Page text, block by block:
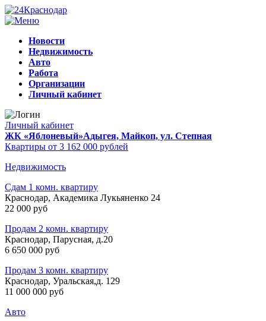
Новости
Недвижимость
Авто
Работа
Организации
Личный кабинет
Личный кабинет
ЖК «Яблоневый»Адыгея, Майкоп, ул. Степная
Квартиры от 3 162 000 рублей
Недвижимость
Сдам 1 комн. квартиру
Краснодар, Академика Лукьяненко 24
22 000 руб
Продам 2 комн. квартиру
Краснодар, Парусная, д.20
6 650 000 руб
Продам 3 комн. квартиру
Краснодар, Уральская,д. 129
11 000 000 руб
Авто